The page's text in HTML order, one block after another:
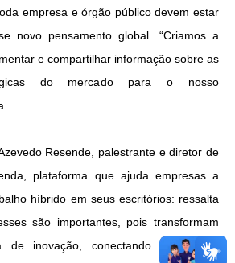
empresa e órgão público devem estar
novo pensamento global. “Criamos a
e compartilhar informação sobre as
do mercado para o nosso
Resende, palestrante e diretor de
plataforma que ajuda empresas a
híbrido em seus escritórios: ressalta
são importantes, pois transformam
de inovação, conectando pessoas e